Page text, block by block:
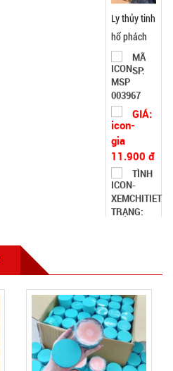
420mlSP:
003967
GIÁ:
11.900 đ
TÌNH
TRẠNG:
CÒN HÀNG
Bảo
hành:
Test,
Dụng cụ lò